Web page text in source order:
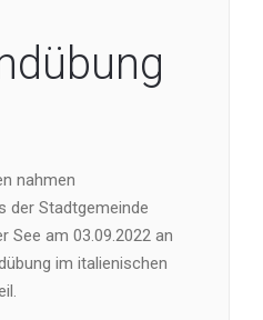
nahmen
der Stadtgemeinde
See am 03.09.2022 an
im italienischen